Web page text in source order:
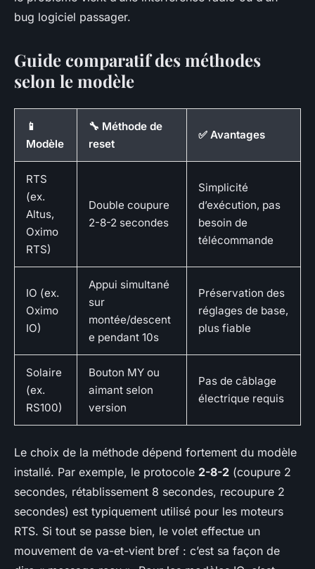
bug logiciel passager.
Guide comparatif des méthodes
selon le modèle
📱
Modèle
🔧 Méthode de
reset
✅ Avantages
RTS
(ex.
Altus,
Oximo
RTS)
Double coupure
2-8-2 secondes
Simplicité
d’exécution, pas
besoin de
télécommande
IO (ex.
Oximo
IO)
Appui simultané
sur
montée/descent
e pendant 10s
Préservation des
réglages de base,
plus fiable
Solaire
(ex.
RS100)
Bouton MY ou
aimant selon
version
Pas de câblage
électrique requis
Le choix de la méthode dépend fortement du modèle
installé. Par exemple, le protocole 2-8-2 (coupure 2
secondes, rétablissement 8 secondes, recoupure 2
secondes) est typiquement utilisé pour les moteurs
RTS. Si tout se passe bien, le volet effectue un
mouvement de va-et-vient bref : c’est sa façon de